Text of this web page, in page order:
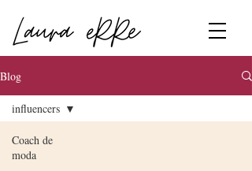
Blog
Coach de
moda
influencers